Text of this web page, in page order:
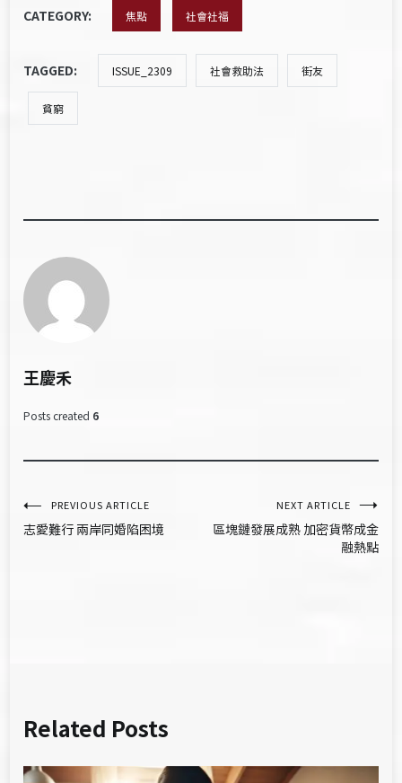
CATEGORY: 焦點 社會社福
TAGGED: ISSUE_2309 社會救助法 街友
貧窮
王慶禾
Posts created 6
文
章
PREVIOUS ARTICLE
志愛難行 兩岸同婚陷困境
NEXT ARTICLE
區塊鏈發展成熟 加密貨幣成金
融熱點
Related Posts